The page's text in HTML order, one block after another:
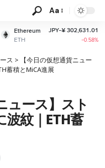
Aa
JPY-¥ 302,631.01
XRP
XRP
ス >
【今日の仮想通貨ニュー
蓄積とMiCA進展
ュース】スト
波紋｜ETH蓄